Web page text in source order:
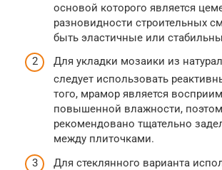
основой которого является
разновидности строительных
быть эластичные или
Для укладки мозаики из
следует использовать
того, мрамор является
повышенной влажности,
рекомендовано тщательно
между плиточками.
Для стеклянного варианта